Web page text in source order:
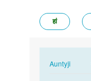
हां
AuntyjiIn